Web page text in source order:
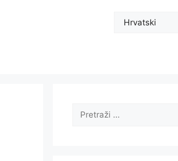
Odaberite
Pretraži: